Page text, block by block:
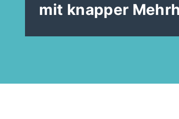
mit knapper